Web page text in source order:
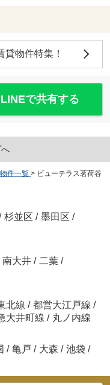
物件特集！
LINEで共有する
物件一覧 > ビューテラス茗荷谷
杉並区 / 墨田区 /
南大井 / 二葉 /
北線 / 都営大江戸線 /
大井町線 / 丸ノ内線
/ 亀戸 / 大森 / 池袋 /